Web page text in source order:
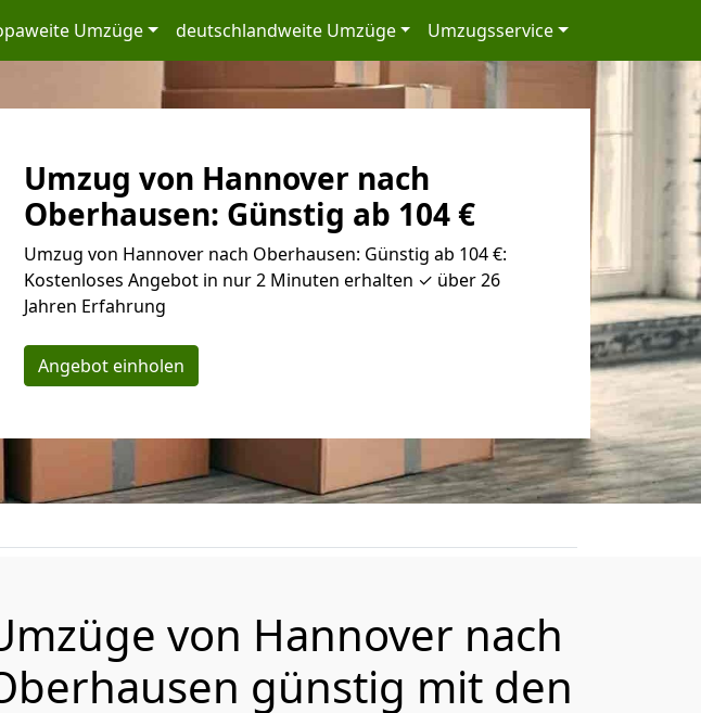
Umzüge deutschlandweite Umzüge Umzugsservice
Umzug von Hannover nach
Oberhausen: Günstig ab 104 €
Umzug von Hannover nach Oberhausen: Günstig ab 104 €:
Kostenloses Angebot in nur 2 Minuten erhalten ✓ über 26
Jahren Erfahrung
Angebot einholen
von Hannover nach
günstig mit den